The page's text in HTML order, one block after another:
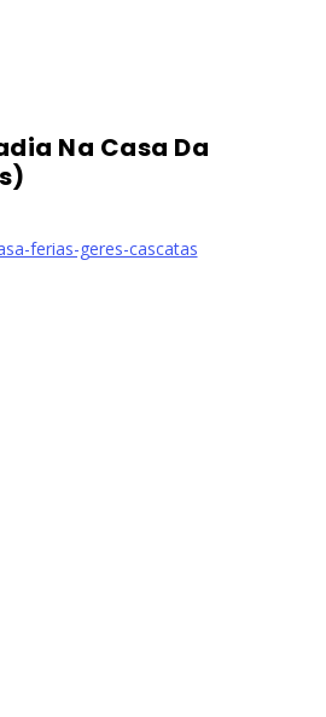
Na Casa Da